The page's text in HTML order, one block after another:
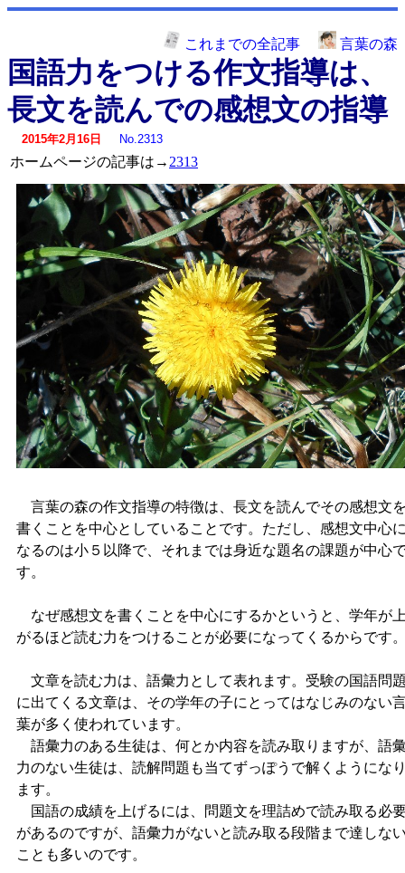
これまでの全記事 言葉の森
国語力をつける作文指導は、
長文を読んでの感想文の指導
2015年2月16日 No.2313
ホームページの記事は→ 2313
言葉の森の作文指導の特徴は、長文を読んでその感想文
書くことを中心としていることです。ただし、感想文中心
なるのは小５以降で、それまでは身近な題名の課題が中心
す。
なぜ感想文を書くことを中心にするかというと、学年が
がるほど読む力をつけることが必要になってくるからです
文章を読む力は、語彙力として表れます。受験の国語問
に出てくる文章は、その学年の子にとってはなじみのない
葉が多く使われています。
語彙力のある生徒は、何とか内容を読み取りますが、語
力のない生徒は、読解問題も当てずっぽうで解くようにな
ます。
国語の成績を上げるには、問題文を理詰めで読み取る必
があるのですが、語彙力がないと読み取る段階まで達しな
ことも多いのです。